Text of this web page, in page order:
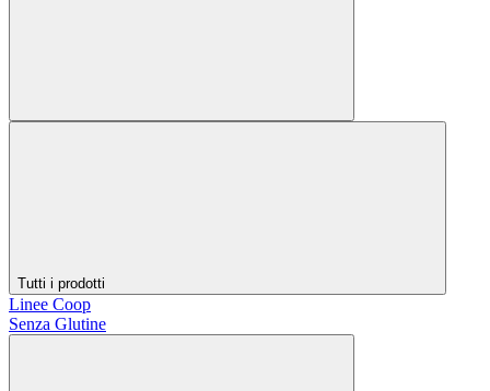
Tutti i prodotti
Linee Coop
Senza Glutine